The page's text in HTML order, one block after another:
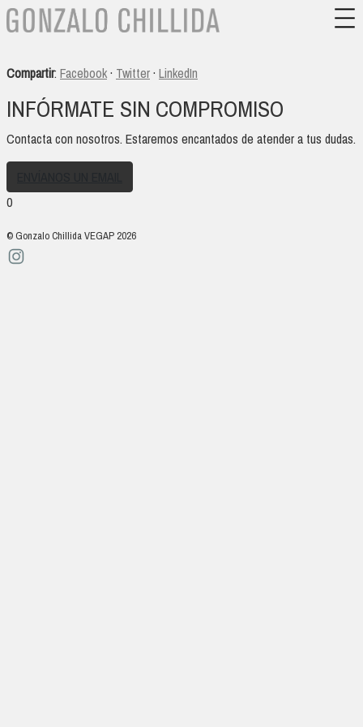
Compartir: Facebook· Twitter· LinkedIn
INFÓRMATE SIN COMPROMISO
Contacta con nosotros. Estaremos encantados de atender a tus dudas.
0
© Gonzalo Chillida VEGAP 2026